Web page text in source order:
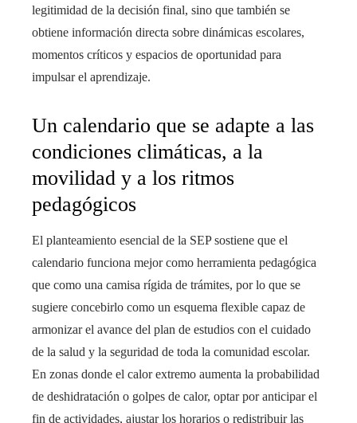
legitimidad de la decisión final, sino que también se
obtiene información directa sobre dinámicas escolares,
momentos críticos y espacios de oportunidad para
impulsar el aprendizaje.
Un calendario que se adapte a las
condiciones climáticas, a la
movilidad y a los ritmos
pedagógicos
El planteamiento esencial de la SEP sostiene que el
calendario funciona mejor como herramienta pedagógica
que como una camisa rígida de trámites, por lo que se
sugiere concebirlo como un esquema flexible capaz de
armonizar el avance del plan de estudios con el cuidado
de la salud y la seguridad de toda la comunidad escolar.
En zonas donde el calor extremo aumenta la probabilidad
de deshidratación o golpes de calor, optar por anticipar el
fin de actividades, ajustar los horarios o redistribuir las